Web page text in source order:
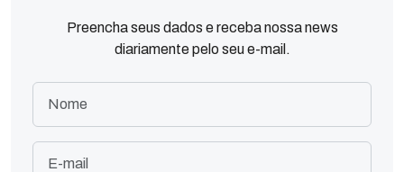
Preencha seus dados e receba nossa news
diariamente pelo seu e-mail.